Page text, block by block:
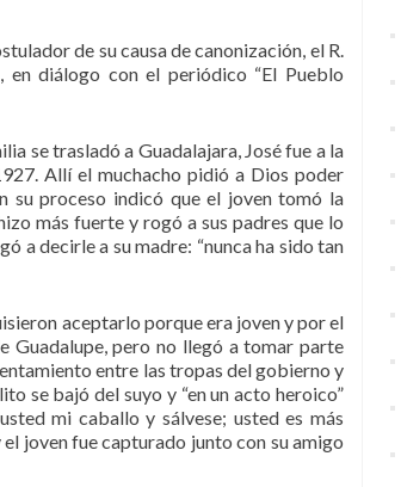
de su causa de canonización, el R.
en diálogo con el periódico “El Pueblo
se trasladó a Guadalajara, José fue a la
Allí el muchacho pidió a Dios poder
su proceso indicó que el joven tomó la
más fuerte y rogó a sus padres que lo
a decirle a su madre: “nunca ha sido tan
aceptarlo porque era joven y por el
Guadalupe, pero no llegó a tomar parte
entre las tropas del gobierno y
se bajó del suyo y “en un acto heroico”
mi caballo y sálvese; usted es más
joven fue capturado junto con su amigo